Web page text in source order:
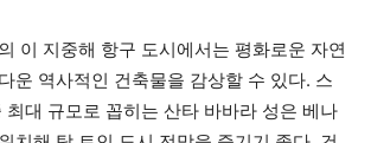
이 지중해 항구 도시에서는 평화로운 자연
운 역사적인 건축물을 감상할 수 있다. 스
최대 규모로 꼽히는 산타 바바라 성은 베나